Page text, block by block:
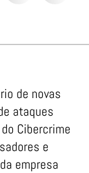
de novas
ataques
Cibercrime
e
empresa